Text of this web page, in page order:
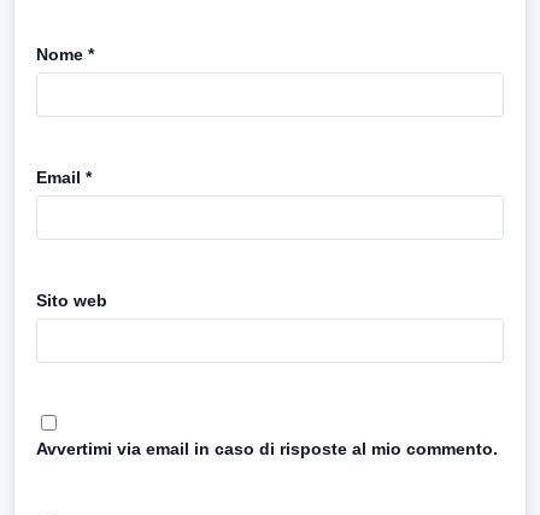
Nome *
Email *
Sito web
Avvertimi via email in caso di risposte al mio commento.